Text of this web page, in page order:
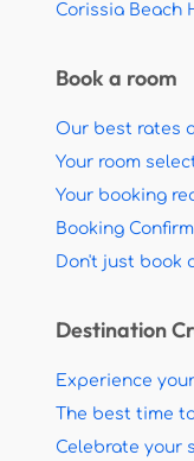
Corissia Beach
Book a room
Our best rates
Your room
Your booking
Booking
Don't just book
Destination
Experience
The best time
Celebrate your